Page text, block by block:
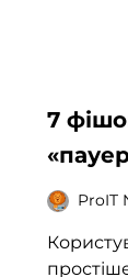
7
ProIT